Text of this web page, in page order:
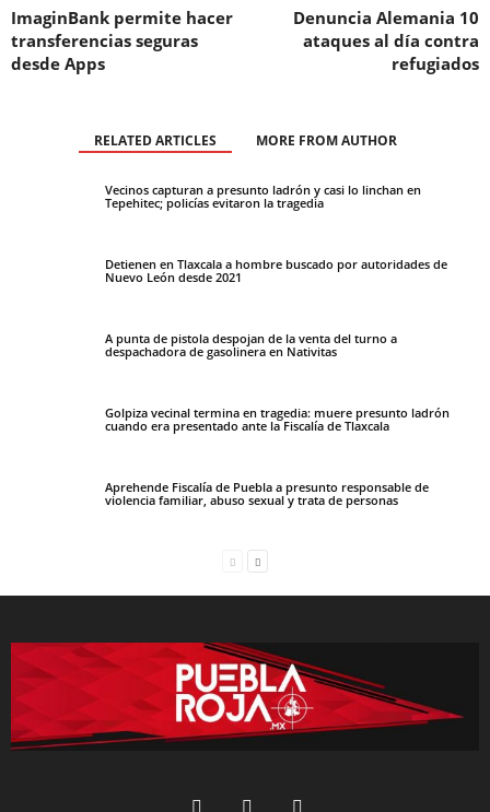
ImaginBank permite hacer
transferencias seguras
desde Apps
Denuncia Alemania 10
ataques al día contra
refugiados
RELATED ARTICLES MORE FROM AUTHOR
Vecinos capturan a presunto ladrón y casi lo linchan en
Tepehitec; policías evitaron la tragedia
Detienen en Tlaxcala a hombre buscado por autoridades de
Nuevo León desde 2021
A punta de pistola despojan de la venta del turno a
despachadora de gasolinera en Nativitas
Golpiza vecinal termina en tragedia: muere presunto ladrón
cuando era presentado ante la Fiscalía de Tlaxcala
Aprehende Fiscalía de Puebla a presunto responsable de
violencia familiar, abuso sexual y trata de personas